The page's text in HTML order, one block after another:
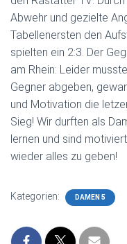
Abwehr und gezielte
Tabellenersten den
spielten ein 2:3. Der
am Rhein: Leider
Gegner abgeben,
und Motivation die
Sieg! Wir durften als
lernen und sind
wieder alles zu geben!
Kategorien: DAMEN 5